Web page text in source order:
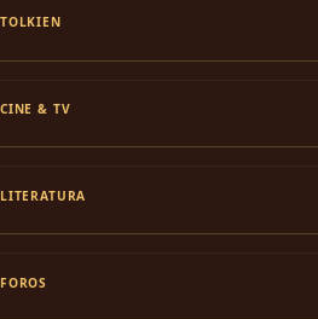
TOLKIEN
CINE & TV
LITERATURA
FOROS